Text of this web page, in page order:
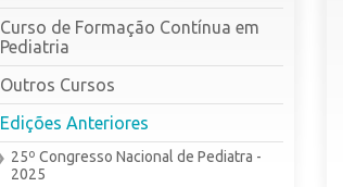
Curso de Formação Contínua em
Pediatria
Outros Cursos
Edições Anteriores
25º Congresso Nacional de Pediatra -
2025